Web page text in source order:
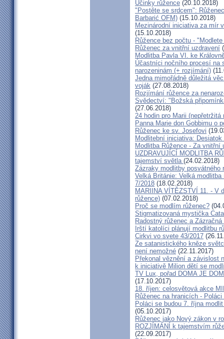
Účinky růžence (20.10.2018)
"Postěte se srdcem":
Barbarić OFM) (15.10.2018)
Mezinárodní iniciativa za mír
(15.10.2018)
Růžence bez počtu -
Růženec za vnitřní uzdravení
Modlitba Pavla VI. ke
Účastníci nočního procesí na
narozeninám (+ rozjímání)
Jedna mimořádně důležitá
voják (27.08.2018)
Rozjímání růžence za
Svědectví: "Božská
(27.06.2018)
24 hodin pro Marii
Panna Marie don Gobbimu o
Růženec ke sv. Josefovi
Modlitební iniciativa:
Modlitba Růžence - Za vnitřní
UZDRAVUJÍCÍ MODLITBA
tajemství světla (24.02.2018)
Zázraky modlitby posvátného
Velká Británie: Velká
7/2018 (18.02.2018)
MARIINA VÍTĚZSTVÍ 11. - V
růžence) (07.02.2018)
Proč se modlím růženec?
Stigmatizovaná mystička
Radostný růženec a Zázračná
Irští katolíci plánují modlitbu
Cirkvi vo svete 43/2017
Ze satanistického kněze
není nemožné (22.11.2017)
Překonal věznění a závislost
k iniciativě Milion dětí se
TV Lux, pořad DOMA JE
(17.10.2017)
18. říjen: celosvětová akce
Růženec na hranicích -
Poláci se budou 7. října
(05.10.2017)
Růženec jako Nový zákon v
ROZJÍMÁNÍ k tajemstvím
(22.09.2017)